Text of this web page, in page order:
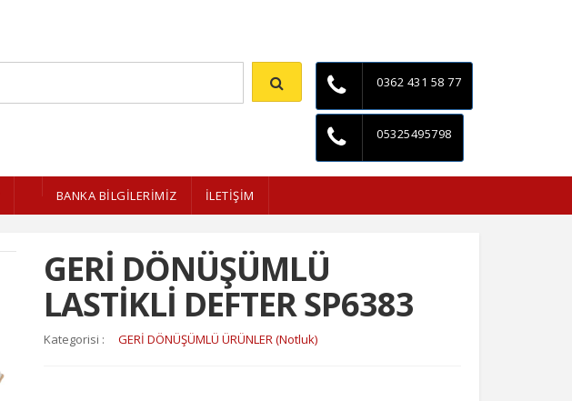
0362 431 58 77
05325495798
BANKA BİLGİLERİMİZ İLETİŞİM
GERİ DÖNÜŞÜMLÜ
LASTİKLİ DEFTER SP6383
Kategorisi : GERİ DÖNÜŞÜMLÜ ÜRÜNLER (Notluk)